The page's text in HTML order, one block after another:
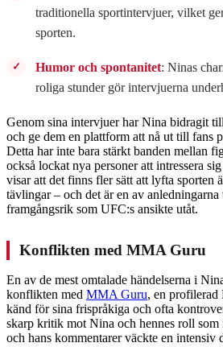
traditionella sportintervjuer, vilket
sporten.
Humor och spontanitet: Ninas
roliga stunder gör intervjuerna
Genom sina intervjuer har Nina bidragit
och ge dem en plattform att nå ut till fans
Detta har inte bara stärkt banden mellan
också lockat nya personer att intressera
visar att det finns fler sätt att lyfta sporten
tävlingar – och det är en av
framgångsrik som UFC:s ansikte utåt.
Konflikten med MMA Guru
En av de mest omtalade händelserna i
konflikten med MMA Guru, en
känd för sina frispråkiga och ofta
skarp kritik mot Nina och hennes roll
och hans kommentarer väckte en intensiv